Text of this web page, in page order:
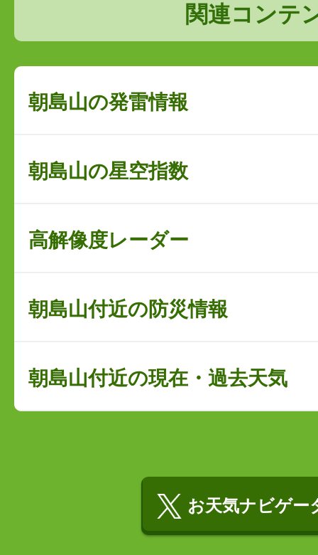
関連コンテ
朝島山の発雷情報
朝島山の星空指数
高解像度レーダー
朝島山付近の防災情報
朝島山付近の現在・過去天気
お天気ナビゲー